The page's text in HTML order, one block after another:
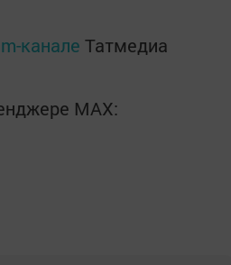
канале Татмедиа
MАХ: